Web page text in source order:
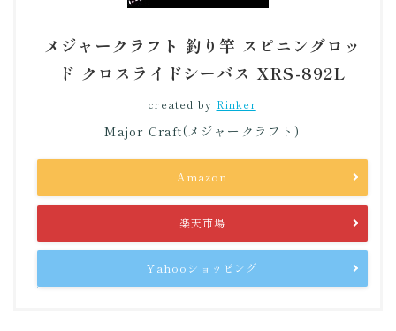
メジャークラフト 釣り竿 スピニングロッ
ド クロスライドシーバス XRS-892L
created by Rinker
Major Craft(メジャークラフト)
Amazon
楽天市場
Yahooショッピング